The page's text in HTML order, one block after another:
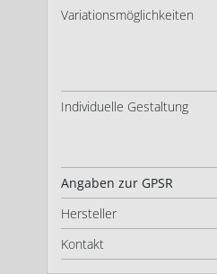
Variationsmöglichkeiten
Individuelle Gestaltung
Angaben zur GPSR
Hersteller
Kontakt